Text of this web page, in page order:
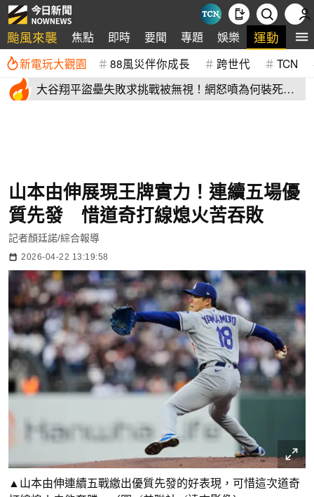
颱風來襲 焦點 即時 要聞 專題 娛樂 運動 全
新電玩大觀園 88風災伴你成長 跨世代 TCN
大谷翔平盜壘失敗求挑戰被無視！網怒噴為何裝死？
山本由伸展現王牌實力！連續五場優
質先發 惜道奇打線熄火苦吞敗
記者顏廷諾/綜合報導
2026-04-22 13:19:58
▲山本由伸連續五戰繳出優質先發的好表現，可惜這次道奇